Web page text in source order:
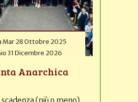
Mar 28 Ottobre 2025
31 Dicembre 2026
Anarchica